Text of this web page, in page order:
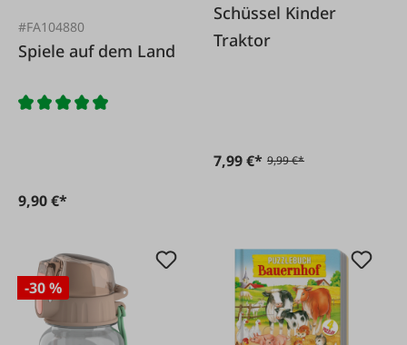
#FA104880
Spiele auf dem Land
9,90 €*
Schüssel Kinder
Traktor
7,99 €* 9,99 €*
-30 %